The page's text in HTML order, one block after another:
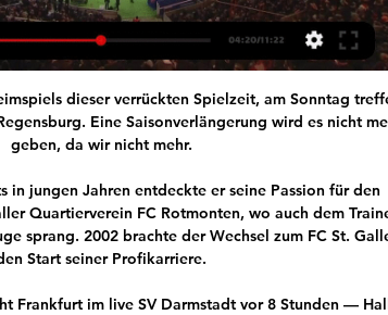
dieser verrückten Spielzeit, am Sonntag
Eine Saisonverlängerung wird es nicht
geben, da wir nicht mehr.
in jungen Jahren entdeckte er seine Passion für den
Quartierverein FC Rotmonten, wo auch dem
sprang. 2002 brachte der Wechsel zum FC St.
Start seiner Profikarriere.
Frankfurt im live SV Darmstadt vor 8 Stunden —